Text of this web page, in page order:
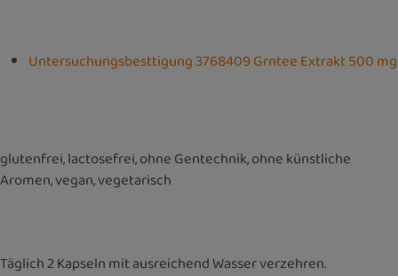
Untersuchungsbesttigung 3768409 Grntee Extrakt 500 mg
glutenfrei, lactosefrei, ohne Gentechnik, ohne künstliche
Aromen, vegan, vegetarisch
Täglich 2 Kapseln mit ausreichend Wasser verzehren.